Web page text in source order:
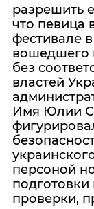
разрешить
что певица
фестивале
вошедшего
без
властей
Имя Юлии
персоной
подготовки
проверки,